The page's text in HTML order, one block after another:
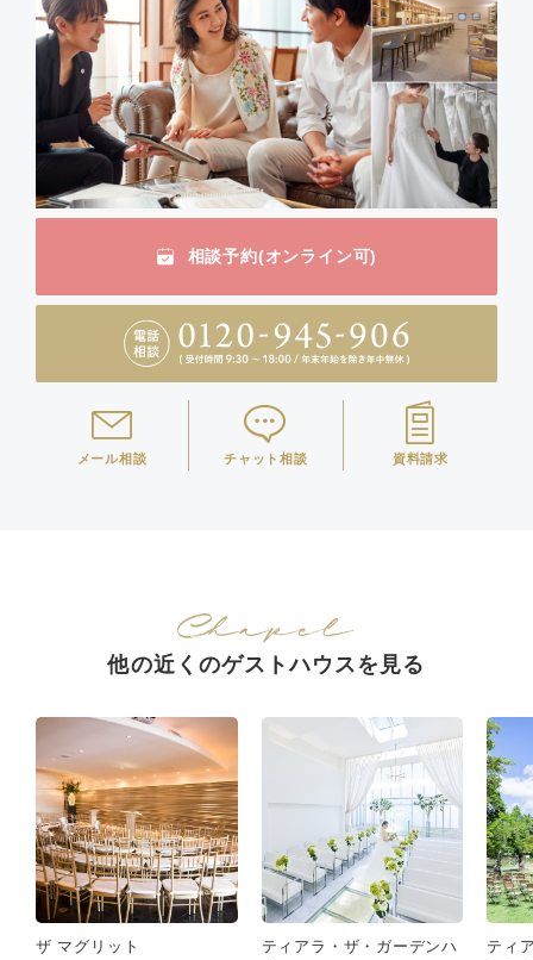
相談予約(オンライン可)
メール相談 チャット相談 資料請求
他の近くのゲストハウスを見る
ザ マグリット
ティアラ・ザ・ガーデンハ
ティ